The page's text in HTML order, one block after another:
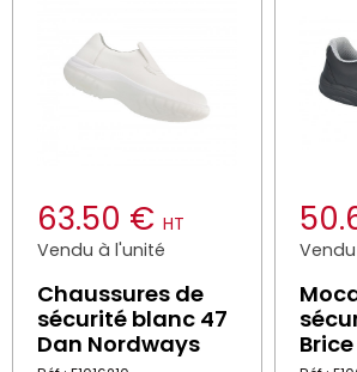
63.50 € HT
Vendu à l'unité
Chaussures de
sécurité blanc 47
Dan Nordways